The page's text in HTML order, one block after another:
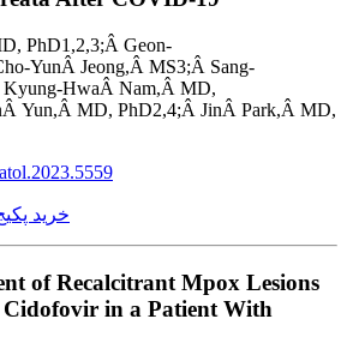
PhD1,2,3;Â Geon-
YunÂ Jeong,Â MS3;Â Sang-
HwaÂ Nam,Â MD,
Yun,Â MD, PhD2,4;Â JinÂ Park,Â MD,
خرید
of Recalcitrant Mpox Lesions
in a Patient With